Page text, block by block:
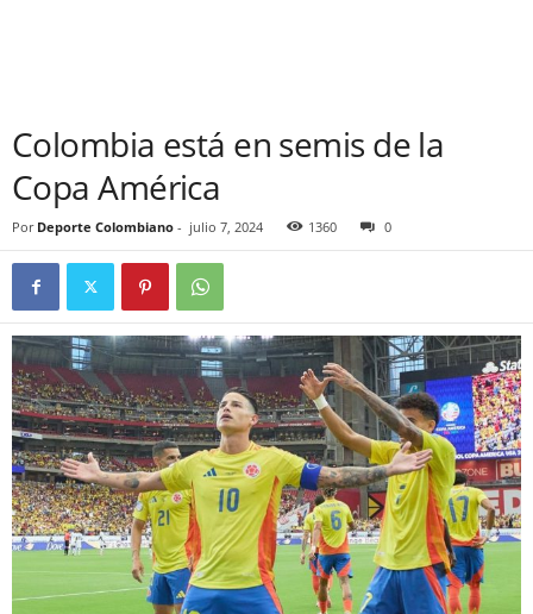
Colombia está en semis de la
Copa América
Por Deporte Colombiano - julio 7, 2024 1360 0